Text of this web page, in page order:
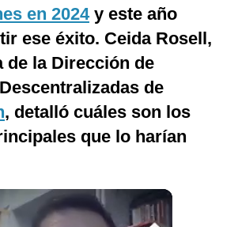
en 2024y este año
ese éxito. Ceida Rosell,
de la Dirección de
de
, detalló cuáles son los
que lo harían